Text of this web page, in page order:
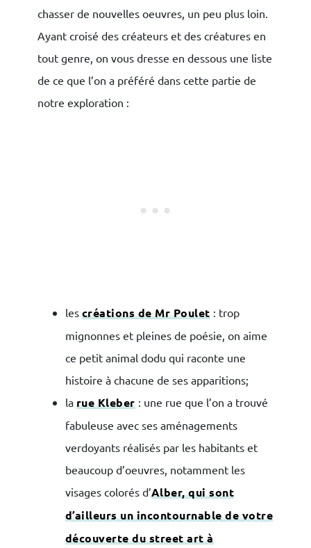
chasser de nouvelles oeuvres, un peu plus loin.
Ayant croisé des créateurs et des créatures en
tout genre, on vous dresse en dessous une liste
de ce que l’on a préféré dans cette partie de
notre exploration :
les créations de Mr Poulet : trop
mignonnes et pleines de poésie, on aime
ce petit animal dodu qui raconte une
histoire à chacune de ses apparitions;
la rue Kleber: une rue que l’on a trouvé
fabuleuse avec ses aménagements
verdoyants réalisés par les habitants et
beaucoup d’oeuvres, notamment les
visages colorés d’Alber, qui sont
d’ailleurs un incontournable de votre
découverte du street art à